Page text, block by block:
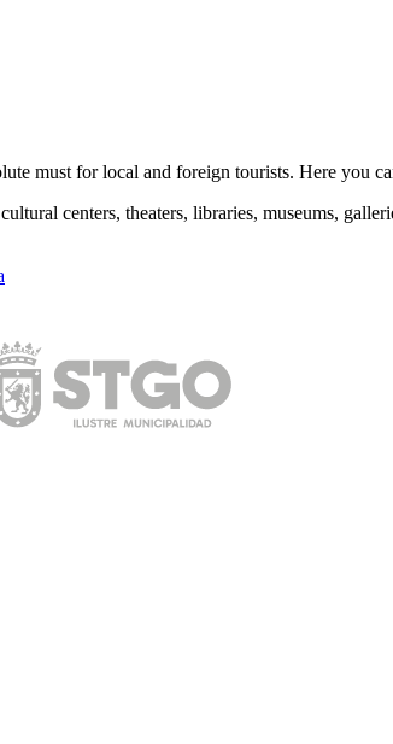
must for local and foreign tourists. Here you
centers, theaters, libraries, museums,